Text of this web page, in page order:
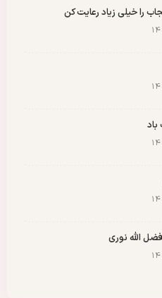
را خیلی زیاد رعایت کن
الله نوری